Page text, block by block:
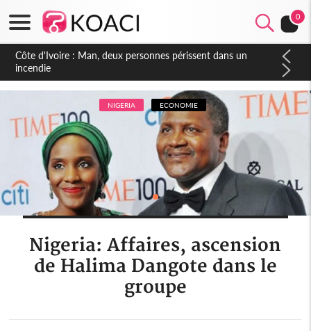
0
Côte d'Ivoire : Séileu, la célébration de la fête nationale
transformée en vaste campagne contre les produits
dépigmentants dangereux
NIGERIA ECONOMIE
Nigeria: Affaires, ascension
de Halima Dangote dans le
groupe